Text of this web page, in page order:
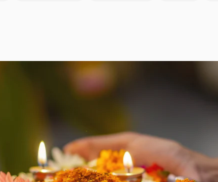
1 milyondan fazla
Spaces
AI Asistanı
AI Görüntü
Oluşturucu
AI video
Dokümantasyon
Kullanım Şartları
Gizlilik Politikası